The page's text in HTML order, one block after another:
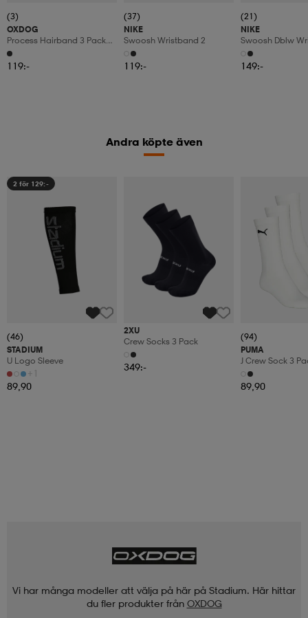
(3)
OXDOG
Process Hairband 3 Pack
Black/white/grey
119:-
(37)
NIKE
Swoosh Wristband 2
119:-
(21)
NIKE
Swoosh Dblw
149:-
Andra köpte även
2 för 129:-
(46)
STADIUM
U Logo Sleeve
+1
89,90
2XU
Crew Socks 3 Pack
349:-
(94)
PUMA
J Crew Sock 3
89,90
Vi har många modeller att välja på här på Stadium. Här hittar
du fler produkter från OXDOG